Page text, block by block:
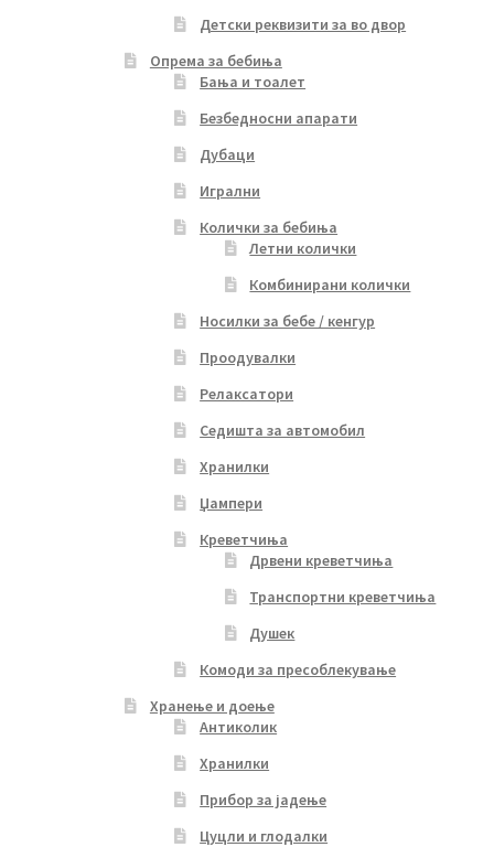
Детски реквизити за во двор
Опрема за бебиња
Бања и тоалет
Безбедносни апарати
Дубаци
Игрални
Колички за бебиња
Летни колички
Комбинирани колички
Носилки за бебе / кенгур
Проодувалки
Релаксатори
Седишта за автомобил
Хранилки
Џампери
Креветчиња
Дрвени креветчиња
Транспортни креветчиња
Душек
Комоди за пресоблекување
Хранење и доење
Антиколик
Хранилки
Прибор за јадење
Цуцли и глодалки